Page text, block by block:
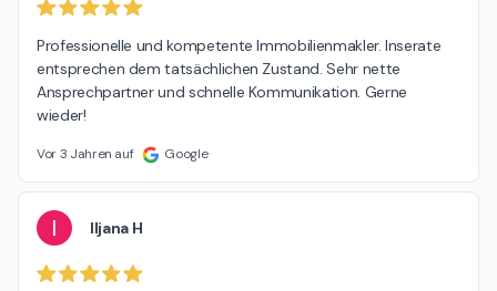
Professionelle und kompetente Immobilienmakler. Inserate
entsprechen dem tatsächlichen Zustand. Sehr nette
Ansprechpartner und schnelle Kommunikation. Gerne
wieder!
Vor 3 Jahren auf Google
I Iljana H